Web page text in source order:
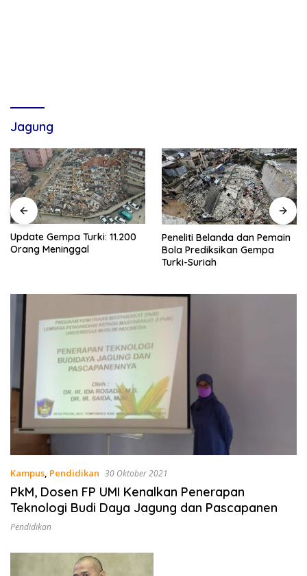
Jagung
Update Gempa Turki: 11.200
Orang Meninggal
Peneliti Belanda dan Pemain
Bola Prediksikan Gempa
Turki-Suriah
Kampus, Pendidikan 30 Oktober 2021
PkM, Dosen FP UMI Kenalkan Penerapan
Teknologi Budi Daya Jagung dan Pascapanen
Pendidikan